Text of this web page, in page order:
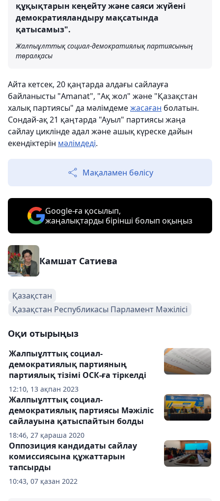
құқықтарын кеңейту және саяси жүйені
демократияландыру мақсатында
қатысамыз".
Жалпыұлттық социал-демократиялық партиясының
төралқасы
Айта кетсек, 20 қаңтарда алдағы сайлауға
байланысты "Amanat", "Ақ жол" және "Қазақстан
халық партиясы" да мәлімдемежасаған болатын.
Сондай-ақ 21 қаңтарда "Ауыл" партиясы жаңа
сайлау циклінде адал және ашық күреске дайын
екендіктерін мәлімдеді.
Мақаламен бөлісу
Google-ға қосылып,
жаңалықтарды бірінші болып оқыңыз
Камшат Сатиева
Қазақстан
Қазақстан Республикасы Парламент Мәжілісі
Оқи отырыңыз
12:10, 13 ақпан 2023
Жалпыұлттық социал-
демократиялық партияның
партиялық тізімі ОСК-ға тіркелді
18:46, 27 қараша 2020
Жалпыұлттық социал-
демократиялық партиясы Мәжіліс
сайлауына қатыспайтын болды
10:43, 07 қазан 2022
Оппозиция кандидаты сайлау
комиссиясына құжаттарын
тапсырды